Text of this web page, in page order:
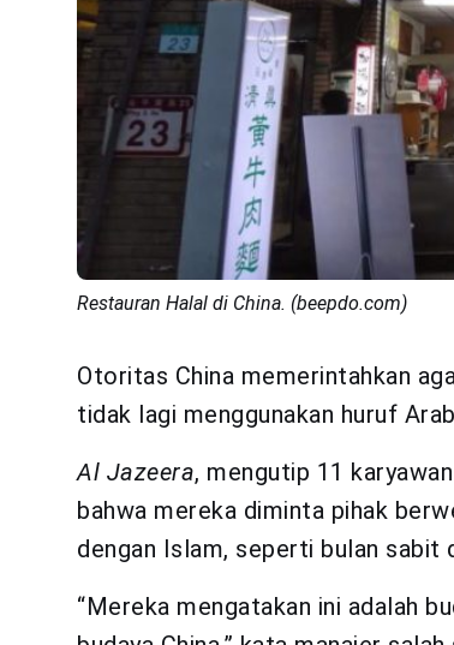
Restauran Halal di China. (beepdo.com)
Otoritas China memerintahkan
tidak lagi menggunakan huruf
Al Jazeera, mengutip 11
bahwa mereka diminta pihak
dengan Islam, seperti bulan sabit
“Mereka mengatakan ini adalah